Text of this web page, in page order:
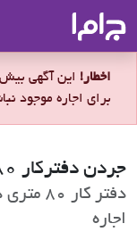
-
اخطار!
برای اجاره موجود
جردن دفترکار 80متر
دفتر
اجاره